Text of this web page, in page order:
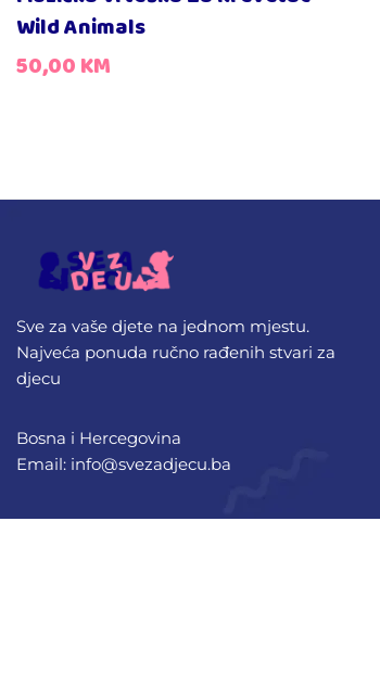
Wild Animals
50,00KM
Sve za vaše djete na jednom mjestu.
Najveća ponuda ručno rađenih stvari za
djecu
Bosna i Hercegovina
Email: info@svezadjecu.ba